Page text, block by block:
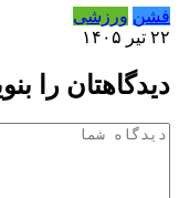
فشن ورزشی
۲۲ تیر ۱۴۰۵
دیدگاهتان را